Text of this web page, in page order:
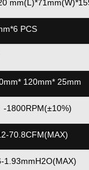
PCS
120mm* 25mm
-1800RPM(±10%)
70.8CFM(MAX)
1.93mmH2O(MAX)